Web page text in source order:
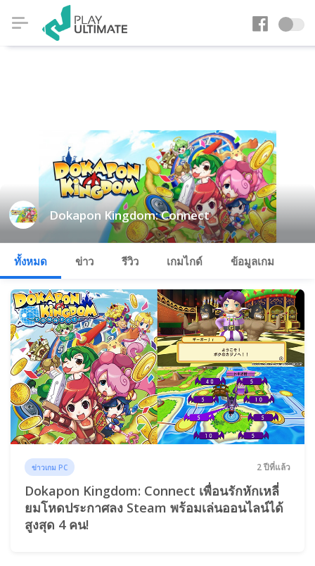
Dokapon Kingdom: Connect
ทั้งหมด ข่าว รีวิว เกมไกด์ ข้อมูลเกม
ข่าวเกม PC 2 ปีที่แล้ว
Dokapon Kingdom: Connect เพื่อนรักหักเหลี่
ยมโหดประกาศลง Steam พร้อมเล่นออนไลน์ได้
สูงสุด 4 คน!